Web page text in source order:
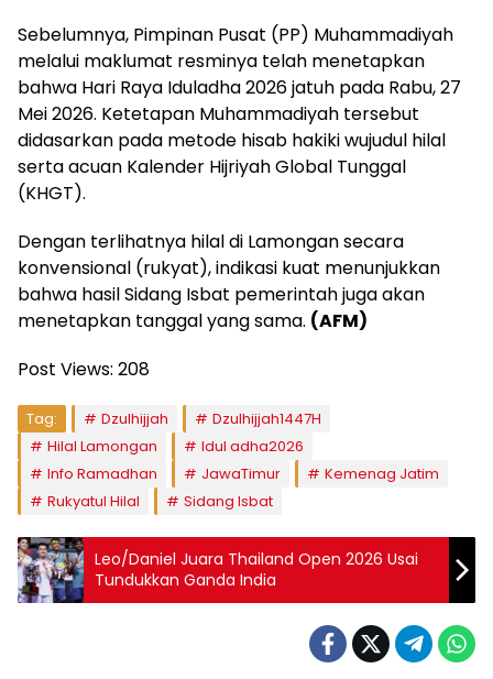
Sebelumnya, Pimpinan Pusat (PP) Muhammadiyah
melalui maklumat resminya telah menetapkan
bahwa Hari Raya Iduladha 2026 jatuh pada Rabu, 27
Mei 2026. Ketetapan Muhammadiyah tersebut
didasarkan pada metode hisab hakiki wujudul hilal
serta acuan Kalender Hijriyah Global Tunggal
(KHGT).
Dengan terlihatnya hilal di Lamongan secara
konvensional (rukyat), indikasi kuat menunjukkan
bahwa hasil Sidang Isbat pemerintah juga akan
menetapkan tanggal yang sama. (AFM)
Post Views: 208
Tag: Dzulhijjah
Dzulhijjah1447H
Hilal Lamongan
Idul adha2026
Info Ramadhan
JawaTimur
Kemenag Jatim
Rukyatul Hilal
Sidang Isbat
Leo/Daniel Juara Thailand Open 2026 Usai
Tundukkan Ganda India